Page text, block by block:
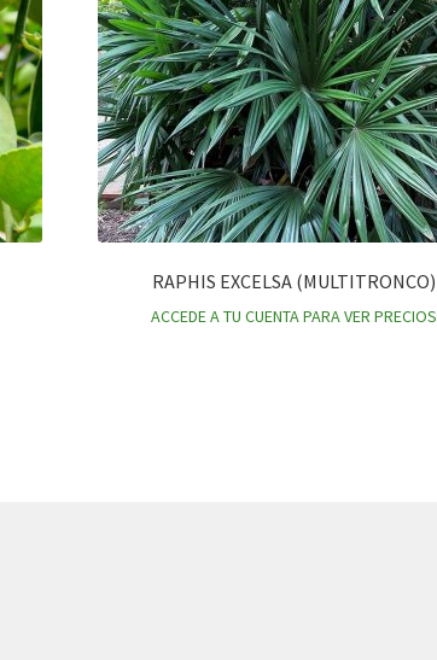
RAPHIS EXCELSA (MULTITRONCO)
ACCEDE A TU CUENTA PARA VER PRECIOS